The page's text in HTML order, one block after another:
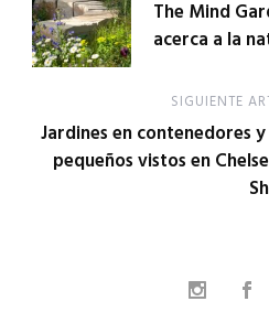
The Mind
acerca a la
SIGUIENTE
Jardines en contenedores
pequeños vistos en